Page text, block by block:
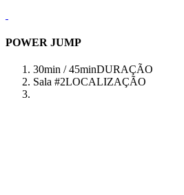
POWER JUMP
30min / 45minDURAÇÃO
Sala #2LOCALIZAÇÃO